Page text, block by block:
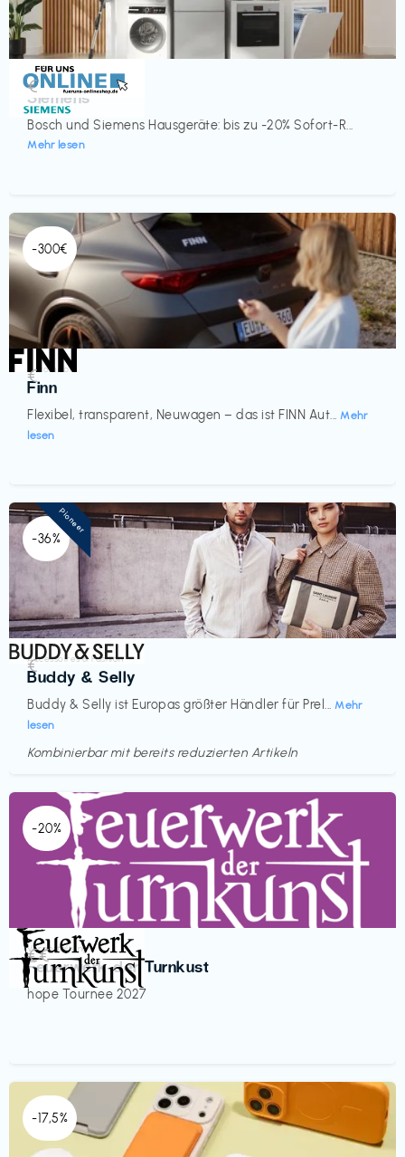
Küche & Haushalt
Siemens
Bosch und Siemens Hausgeräte: bis zu -20% Sofort-R...
Mehr lesen
€‎
-300€
Automobil
Finn
Flexibel, transparent, Neuwagen – das ist FINN Aut... Mehr
lesen
€‎
-36%
Accessoires & Fashion
Buddy & Selly
Buddy & Selly ist Europas größter Händler für Prel... Mehr
lesen
€‎
Kombinierbar mit bereits reduzierten Artikeln
Pioneer
-20%
Veranstaltung
Feuerwerk der Turnkust
hope Tournee 2027
€€‎
-17,5%